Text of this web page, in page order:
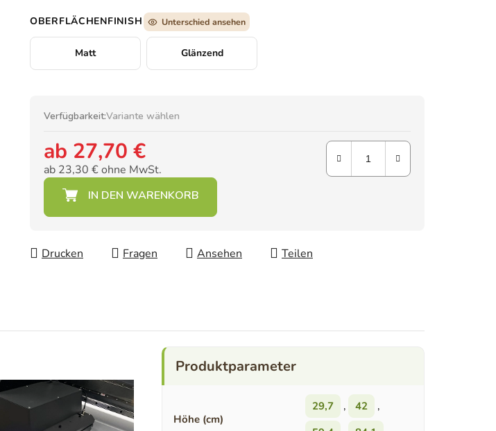
OBERFLÄCHENFINISH Unterschied ansehen
Matt Glänzend
Verfügbarkeit:Variante wählen
ab 27,70 €
ab 23,30 €ohne MwSt.
Verkaufspreis:
Drucken Fragen Ansehen Teilen
Höhe (cm)
29,7 , 42
,